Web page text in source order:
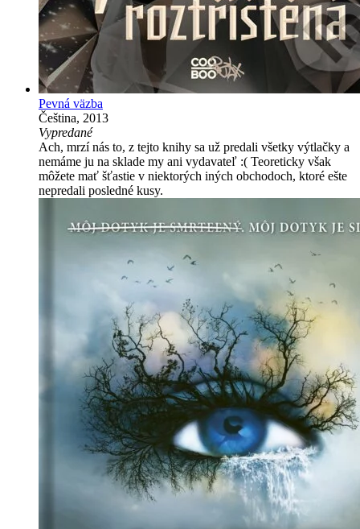
Pevná väzba
Čeština, 2013
Vypredané
Ach, mrzí nás to, z tejto knihy sa už predali všetky výtlačky a
nemáme ju na sklade my ani vydavateľ :( Teoreticky však
môžete mať šťastie v niektorých iných obchodoch, ktoré ešte
nepredali posledné kusy.